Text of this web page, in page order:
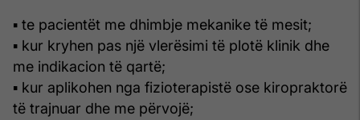
▪ te pacientët me dhimbje mekanike të mesit;
▪ kur kryhen pas një vlerësimi të plotë klinik dhe
me indikacion të qartë;
▪ kur aplikohen nga fizioterapistë ose kiropraktorë
të trajnuar dhe me përvojë;